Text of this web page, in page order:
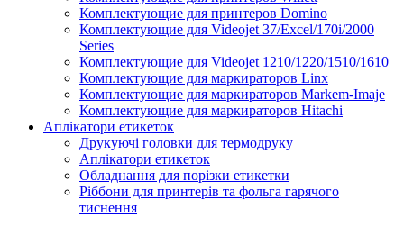
Комплектующие для принтеров Domino
Комплектующие для Videojet 37/Excel/170i/2000
Series
Комплектующие для Videojet 1210/1220/1510/1610
Комплектующие для маркираторов Linx
Комплектующие для маркираторов Markem-Imaje
Комплектующие для маркираторов Hitachi
Аплікатори етикеток
Друкуючі головки для термодруку
Аплікатори етикеток
Обладнання для порізки етикетки
Ріббони для принтерів та фольга гарячого
тиснення